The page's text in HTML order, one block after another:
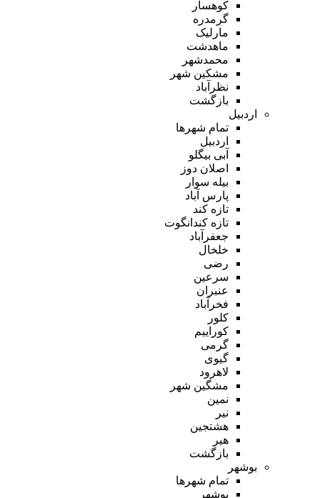
کوهسار
گرمدره
مارلیک
ماهدشت
محمدشهر
مشکین شهر
نظرآباد
بازگشت
اردبیل
تمام شهر‌ها
اردبیل
آبی بیگلو
اصلان دوز
بیله سوار
پارس آباد
تازه کند
تازه کندانگوت
جعفرآباد
خلخال
رضی
سرعین
عنبران
فخرآباد
کلور
کوراییم
گرمی
گیوی
لاهرود
مشگین شهر
نمین
نیر
هشتجین
هیر
بازگشت
بوشهر
تمام شهر‌ها
بوشهر